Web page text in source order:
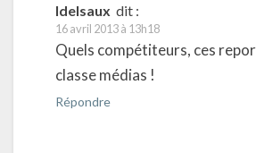
ldelsaux dit :
16 avril 2013 à 13h18
Quels compétiteurs, ces
classe médias !
Répondre